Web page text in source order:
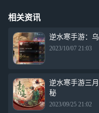
相关资讯
逆水寒手游：
2023/10/07 21:03
逆水寒手游三
秘
2023/09/25 21:02